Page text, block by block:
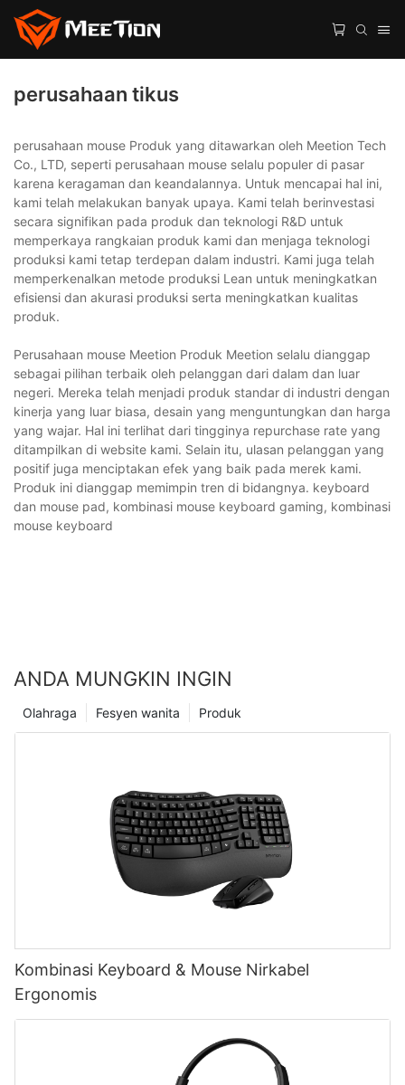
perusahaan tikus
perusahaan mouse Produk yang ditawarkan oleh Meetion Tech
Co., LTD, seperti perusahaan mouse selalu populer di pasar
karena keragaman dan keandalannya. Untuk mencapai hal ini,
kami telah melakukan banyak upaya. Kami telah berinvestasi
secara signifikan pada produk dan teknologi R&D untuk
memperkaya rangkaian produk kami dan menjaga teknologi
produksi kami tetap terdepan dalam industri. Kami juga telah
memperkenalkan metode produksi Lean untuk meningkatkan
efisiensi dan akurasi produksi serta meningkatkan kualitas
produk.
Perusahaan mouse Meetion Produk Meetion selalu dianggap
sebagai pilihan terbaik oleh pelanggan dari dalam dan luar
negeri. Mereka telah menjadi produk standar di industri dengan
kinerja yang luar biasa, desain yang menguntungkan dan harga
yang wajar. Hal ini terlihat dari tingginya repurchase rate yang
ditampilkan di website kami. Selain itu, ulasan pelanggan yang
positif juga menciptakan efek yang baik pada merek kami.
Produk ini dianggap memimpin tren di bidangnya. keyboard
dan mouse pad, kombinasi mouse keyboard gaming, kombinasi
mouse keyboard
ANDA MUNGKIN INGIN
Produk
Fesyen wanita
Olahraga
Kombinasi Keyboard & Mouse Nirkabel
Ergonomis